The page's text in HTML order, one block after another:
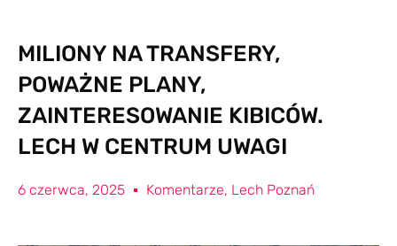
MILIONY NA TRANSFERY,
POWAŻNE PLANY,
ZAINTERESOWANIE KIBICÓW.
LECH W CENTRUM UWAGI
6 czerwca, 2025 Komentarze, Lech Poznań